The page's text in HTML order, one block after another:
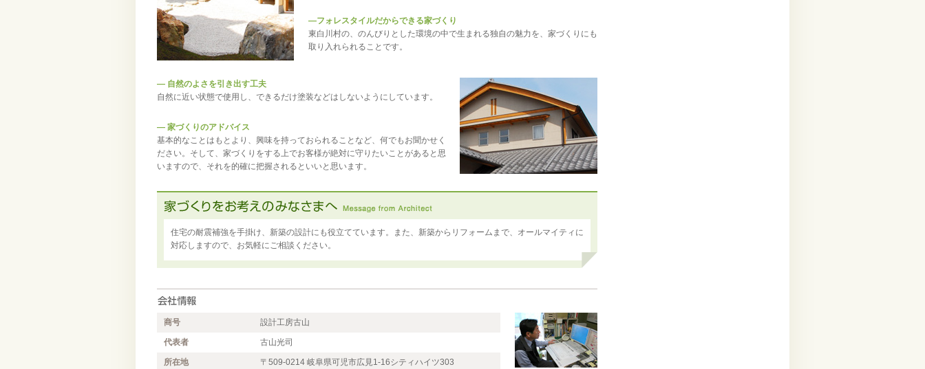
―フォレスタイルだからできる家づくり
東白川村の、のんびりとした環境の中で生まれる独自の魅力を、家づくりにも
取り入れられることです。
― 自然のよさを引き出す工夫
自然に近い状態で使用し、できるだけ塗装などはしないようにしています。
― 家づくりのアドバイス
基本的なことはもとより、興味を持っておられることなど、何でもお聞かせく
ださい。そして、家づくりをする上でお客様が絶対に守りたいことがあると思
いますので、それを的確に把握されるといいと思います。
住宅の耐震補強を手掛け、新築の設計にも役立てています。また、新築からリフォームまで、オールマイティに
対応しますので、お気軽にご相談ください。
商号 設計工房古山
代表者 古山光司
所在地 〒509-0214 岐阜県可児市広見1-16シティハイツ303